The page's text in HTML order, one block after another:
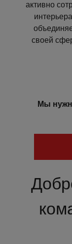
активно
своей
Мы